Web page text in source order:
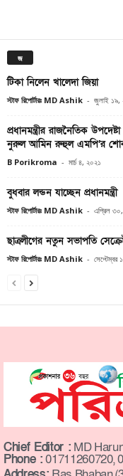
জ
টিকা নিলেন খালেদা জিয়া
স্টাফ রিপোর্টারঃ MD Ashik - জুলাই ১৯,
প্রধানমন্ত্রীর রাজনৈতিক
নুরুল আমিন রুহুল এমপি’র
B Porikroma - মার্চ ৪, ২০২১
বুধবার লন্ডন যাচ্ছেন প্রধানমন্ত্রী
স্টাফ রিপোর্টারঃ MD Ashik - এপ্রিল
ছাত্রলীগের নতুন সভাপতি
স্টাফ রিপোর্টারঃ MD Ashik - সেপ্টেম্বর
Chief Editor : MD
Phone :01711260720,